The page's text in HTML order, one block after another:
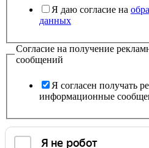
Я даю согласие на
данных
Согласие на получение
сообщений
Я согласен получать
информационные